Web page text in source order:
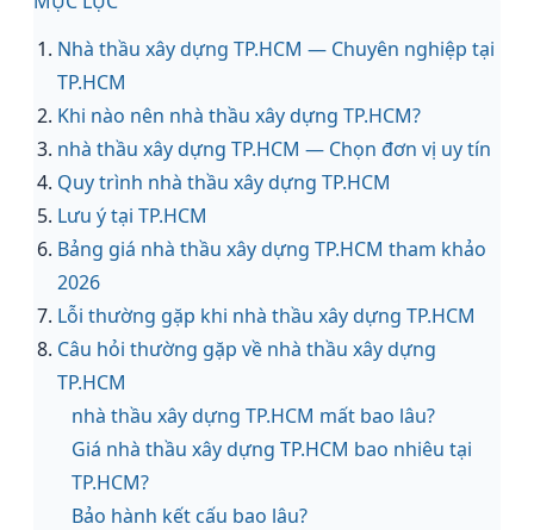
Nhà thầu xây dựng TP.HCM — Chuyên nghiệp tại
TP.HCM
Khi nào nên nhà thầu xây dựng TP.HCM?
nhà thầu xây dựng TP.HCM — Chọn đơn vị uy tín
Quy trình nhà thầu xây dựng TP.HCM
Lưu ý tại TP.HCM
Bảng giá nhà thầu xây dựng TP.HCM tham khảo
2026
Lỗi thường gặp khi nhà thầu xây dựng TP.HCM
Câu hỏi thường gặp về nhà thầu xây dựng
TP.HCM
nhà thầu xây dựng TP.HCM mất bao lâu?
Giá nhà thầu xây dựng TP.HCM bao nhiêu tại
TP.HCM?
Bảo hành kết cấu bao lâu?